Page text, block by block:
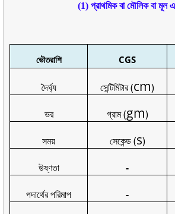
(1) প্রাথমিক বা মৌলিক বা মূল
ভৌতরাশি CGS
দৈর্ঘ্য সেন্টিমিটার (cm)
ভর গ্রাম (gm)
সময় সেকেন্ড (s)
উষ্ণতা -
পদার্থের পরিমাপ -